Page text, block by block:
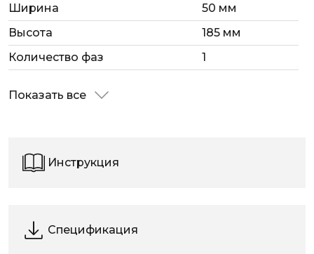
Ширина
50 мм
Высота
185 мм
Количество фаз
1
Показать все
Инструкция
Спецификация